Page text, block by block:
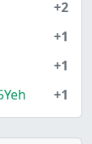
+2
+1
+1
+1